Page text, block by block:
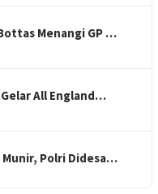
Menangi GP …
All England…
Polri Didesa…